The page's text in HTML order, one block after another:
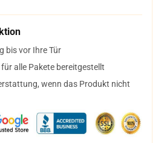
bis vor Ihre Tür
alle Pakete bereitgestellt
wenn das Produkt nicht